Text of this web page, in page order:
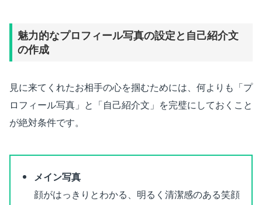
魅力的なプロフィール写真の設定と自己紹介文
の作成
見に来てくれたお相手の心を掴むためには、何よりも「プ
ロフィール写真」と「自己紹介文」を完璧にしておくこと
が絶対条件です。
メイン写真
顔がはっきりとわかる、明るく清潔感のある笑顔